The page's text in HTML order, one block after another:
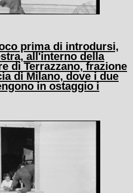
prima di introdursi,
all'interno della
di Terrazzano, frazione
di Milano, dove i due
in ostaggio i